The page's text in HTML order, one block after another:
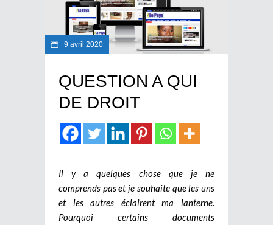
9 avril 2020
QUESTION A QUI
DE DROIT
Il y a quelques chose que je ne
comprends pas et je souhaite que les uns
et les autres éclairent ma lanterne.
Pourquoi certains documents